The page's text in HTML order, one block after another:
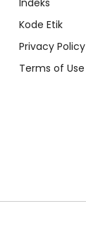
Kode Etik
Privacy Policy
Terms of Use